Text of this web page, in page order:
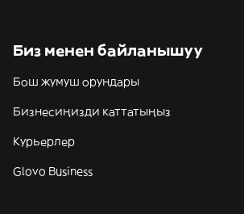
Биз менен байланышуу
Бош жумуш орундары
Бизнесиңизди каттатыңыз
Курьерлер
Glovo Business